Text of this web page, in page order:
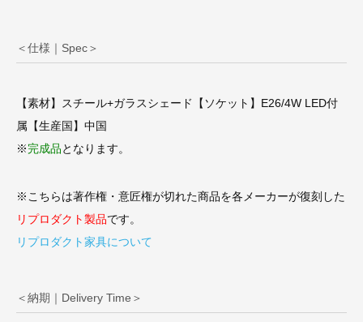
＜仕様｜Spec＞
【素材】スチール+ガラスシェード【ソケット】E26/4W LED付
属【生産国】中国
※完成品となります。
※こちらは著作権・意匠権が切れた商品を各メーカーが復刻した
リプロダクト製品です。
リプロダクト家具について
＜納期｜Delivery Time＞